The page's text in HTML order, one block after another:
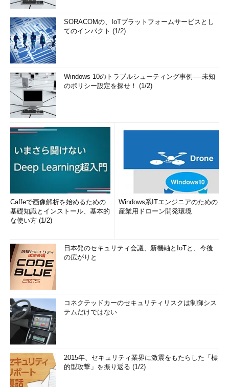
SORACOMの、IoTプラットフォームサービスとし
てのインパクト (1/2)
Windows 10のトラブルシューティング事例──未知
のポリシー設定を探せ！ (1/2)
Caffeで画像解析を始めるための
基礎知識とインストール、基本的
な使い方 (1/2)
Windows系ITエンジニアのための
産業用ドローン開発環境
日本発のセキュリティ会議、新機軸とIoTと、今後
の広がりと
コネクテッドカーのセキュリティリスクは制御シス
テムだけではない
2015年、セキュリティ業界に激震をもたらした「標
的型攻撃」を振り返る (1/2)